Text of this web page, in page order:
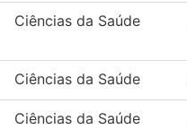
Ciências da Saúde
Ciências da Saúde
Ciências da Saúde